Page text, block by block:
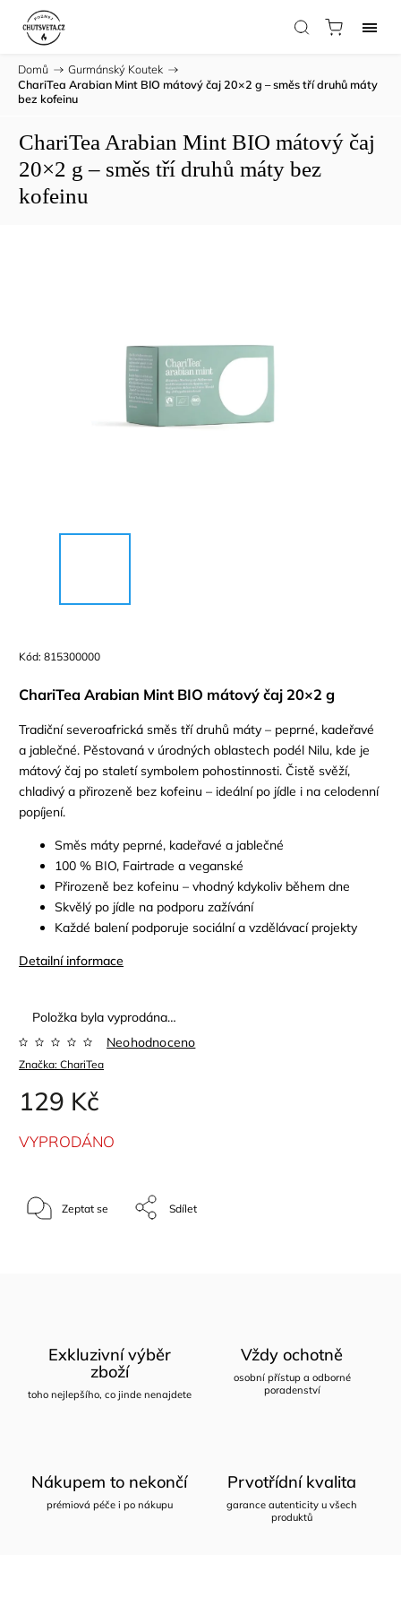
Domů / Gurmánský Koutek /
ChariTea Arabian Mint BIO mátový čaj 20×2 g – směs tří druhů máty
bez kofeinu
ChariTea Arabian Mint BIO mátový čaj
20×2 g – směs tří druhů máty bez
kofeinu
Kód: 815300000
ChariTea Arabian Mint BIO mátový čaj 20×2 g
Tradiční severoafrická směs tří druhů máty – peprné, kadeřavé
a jablečné. Pěstovaná v úrodných oblastech podél Nilu, kde je
mátový čaj po staletí symbolem pohostinnosti. Čistě svěží,
chladivý a přirozeně bez kofeinu – ideální po jídle i na celodenní
popíjení.
Směs máty peprné, kadeřavé a jablečné
100 % BIO, Fairtrade a veganské
Přirozeně bez kofeinu – vhodný kdykoliv během dne
Skvělý po jídle na podporu zažívání
Každé balení podporuje sociální a vzdělávací projekty
Detailní informace
Položka byla vyprodána…
Značka: ChariTea
Neohodnoceno
129 Kč
VYPRODÁNO
Zeptat se Sdílet
Exkluzivní výběr
zboží
toho nejlepšího, co jinde nenajdete
Vždy ochotně
osobní přístup a odborné
poradenství
Nákupem to nekončí
prémiová péče i po nákupu
Prvotřídní kvalita
garance autenticity u všech
produktů